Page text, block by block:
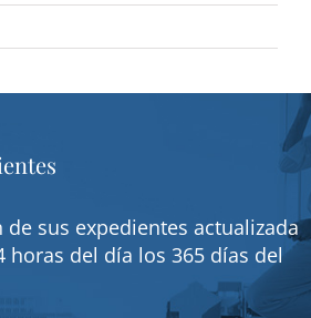
sus expedientes actualizada
horas del día los 365 días del